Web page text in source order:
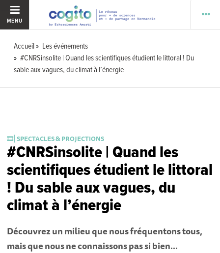
MENU
Accueil
Les événements
#CNRSinsolite | Quand les scientifiques étudient le littoral ! Du
sable aux vagues, du climat à l’énergie
🎞️⎜SPECTACLES & PROJECTIONS
#CNRSinsolite | Quand les
scientifiques étudient le littoral
! Du sable aux vagues, du
climat à l’énergie
Découvrez un milieu que nous fréquentons tous,
mais que nous ne connaissons pas si bien…